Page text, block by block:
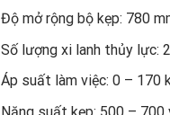
Độ mở rộng bộ kẹp: 780
Số lượng xi lanh thủy lực:
Áp suất làm việc: 0 – 170